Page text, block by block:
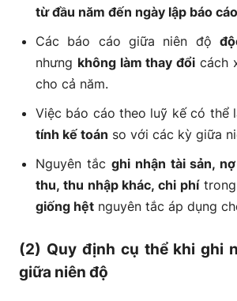
từ đầu năm đến ngày lập báo
Các báo cáo giữa niên độ
nhưng không làm thay đổi cách
cho cả năm.
Việc báo cáo theo luỹ kế có thể
tính kế toán so với các kỳ giữa
Nguyên tắc ghi nhận tài sản,
thu, thu nhập khác, chi phítrong
giống hệt nguyên tắc áp dụng
(2) Quy định cụ thể khi ghi
giữa niên độ